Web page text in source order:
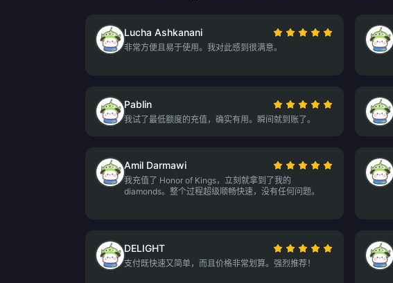
Lucha Ashkanani
非常方便且易于使用。我对此感到很满意。
Pablin
我试了最低额度的充值，确实有用。瞬间就到账了。
Amil Darmawi
我充值了 Honor of Kings，立刻就拿到了我的
diamonds。整个过程超级顺畅快速，没有任何问题。
DELIGHT
支付既快速又简单，而且价格非常划算。强烈推荐！